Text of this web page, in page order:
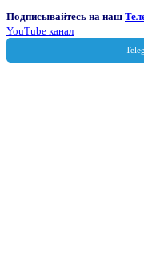
Подписывайтесь на наш
YouTube канал